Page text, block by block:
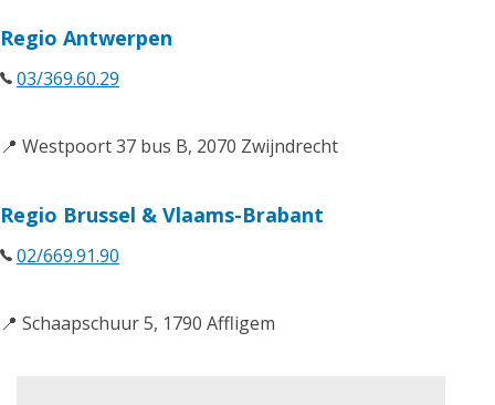
Regio Antwerpen
03/369.60.29
📍 Westpoort 37 bus B, 2070 Zwijndrecht
Regio Brussel & Vlaams-Brabant
02/669.91.90
📍 Schaapschuur 5, 1790 Affligem